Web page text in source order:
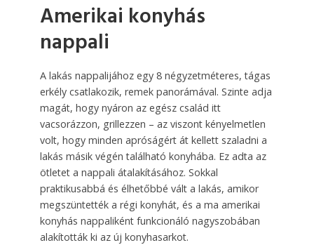
Amerikai konyhás
nappali
A lakás nappalijához egy 8 négyzetméteres, tágas
erkély csatlakozik, remek panorámával. Szinte adja
magát, hogy nyáron az egész család itt
vacsorázzon, grillezzen – az viszont kényelmetlen
volt, hogy minden apróságért át kellett szaladni a
lakás másik végén található konyhába. Ez adta az
ötletet a nappali átalakításához. Sokkal
praktikusabbá és élhetőbbé vált a lakás, amikor
megszüntették a régi konyhát, és a ma amerikai
konyhás nappaliként funkcionáló nagyszobában
alakították ki az új konyhasarkot.